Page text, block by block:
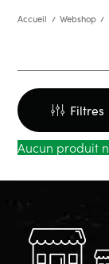
Accueil Webshop
Filtres
Aucun produit